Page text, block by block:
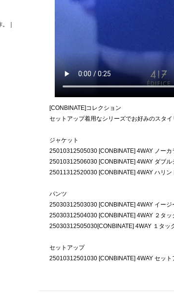
｜
[CONBINATE]コレクション
セットアップ着用なシリーズでお好みのスタイ
ジャケット
25010312505030 [CONBINATE] 4WAY ノーカ
25010312506030 [CONBINATE] 4WAY ダブル
25011312520030 [CONBINATE] 4WAY ハリン
パンツ
25030312503030 [CONBINATE] 4WAY イージ
25030312504030 [CONBINATE] 4WAY ２タッ
25030312505030[CONBINATE] 4WAY １タッ
セットアップ
25010312501030 [CONBINATE] 4WAY セット